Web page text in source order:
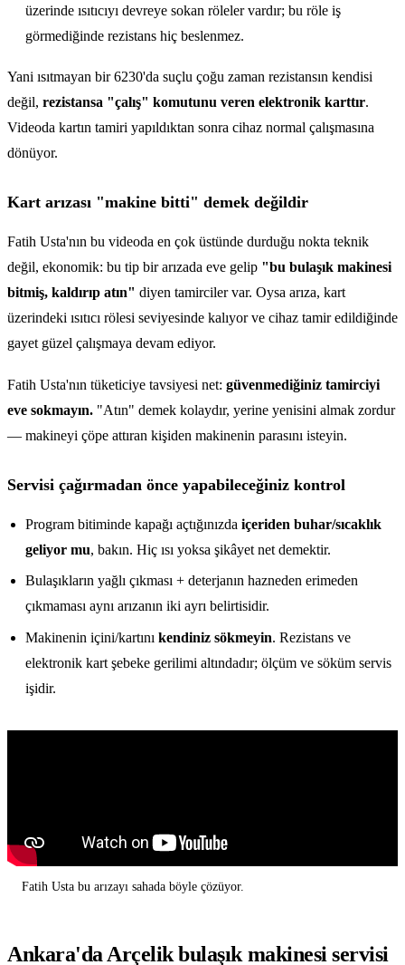
üzerinde ısıtıcıyı devreye sokan röleler vardır; bu röle iş
görmediğinde rezistans hiç beslenmez.
Yani ısıtmayan bir 6230'da suçlu çoğu zaman rezistansın kendisi
değil, rezistansa "çalış" komutunu veren elektronik karttır.
Videoda kartın tamiri yapıldıktan sonra cihaz normal çalışmasına
dönüyor.
Kart arızası "makine bitti" demek değildir
Fatih Usta'nın bu videoda en çok üstünde durduğu nokta teknik
değil, ekonomik: bu tip bir arızada eve gelip "bu bulaşık makinesi
bitmiş, kaldırıp atın" diyen tamirciler var. Oysa arıza, kart
üzerindeki ısıtıcı rölesi seviyesinde kalıyor ve cihaz tamir edildiğinde
gayet güzel çalışmaya devam ediyor.
Fatih Usta'nın tüketiciye tavsiyesi net: güvenmediğiniz tamirciyi
eve sokmayın. "Atın" demek kolaydır, yerine yenisini almak zordur
— makineyi çöpe attıran kişiden makinenin parasını isteyin.
Servisi çağırmadan önce yapabileceğiniz kontrol
Program bitiminde kapağı açtığınızda içeriden buhar/sıcaklık
geliyor mu, bakın. Hiç ısı yoksa şikâyet net demektir.
Bulaşıkların yağlı çıkması + deterjanın hazneden erimeden
çıkmaması aynı arızanın iki ayrı belirtisidir.
Makinenin içini/kartını kendiniz sökmeyin. Rezistans ve
elektronik kart şebeke gerilimi altındadır; ölçüm ve söküm servis
işidir.
Fatih Usta bu arızayı sahada böyle çözüyor.
Ankara'da Arçelik bulaşık makinesi servisi